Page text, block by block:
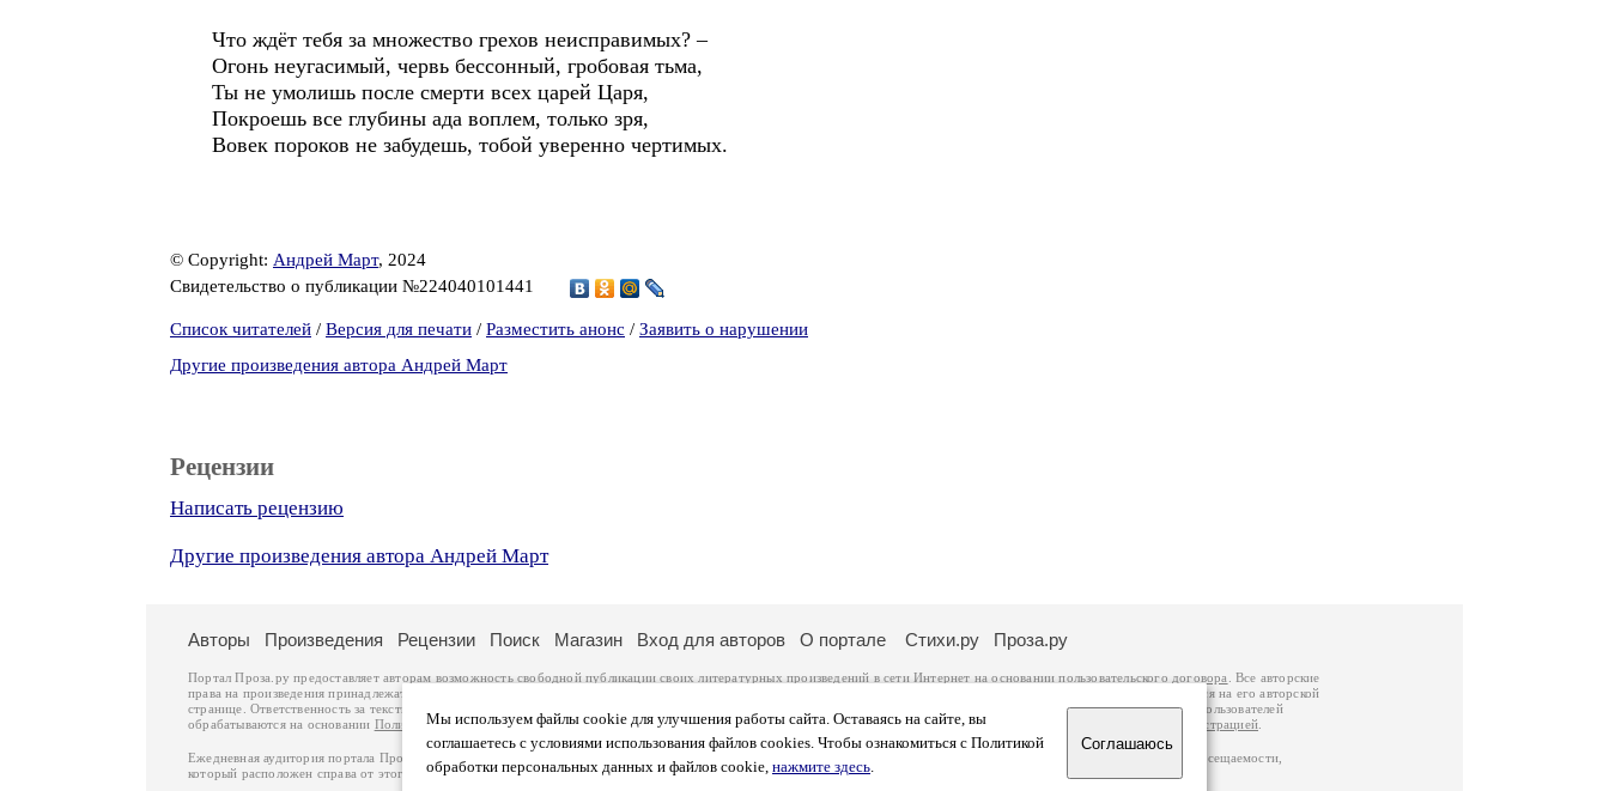
Что ждёт тебя за множество грехов неисправимых? –
Огонь неугасимый, червь бессонный, гробовая тьма,
Ты не умолишь после смерти всех царей Царя,
Покроешь все глубины ада воплем, только зря,
Вовек пороков не забудешь, тобой уверенно чертимых.
© Copyright: Андрей Март, 2024
Свидетельство о публикации №224040101441
Список читателей / Версия для печати / Разместить анонс / Заявить о нарушении
Другие произведения автора Андрей Март
Рецензии
Написать рецензию
Другие произведения автора Андрей Март
Мы используем файлы cookie для улучшения работы сайта. Оставаясь на сайте, вы
соглашаетесь с условиями использования файлов cookies. Чтобы ознакомиться с Политикой
обработки персональных данных и файлов cookie, нажмите здесь.
Соглашаюсь
Авторы Произведения Рецензии Поиск Магазин Вход для авторов О портале Стихи.ру Проза.ру
Портал Проза.ру предоставляет авторам возможность свободной публикации своих литературных произведений в сети Интернет на основаниипользовательского договора
. Все авторские
права на произведения принадлежат авторам и охраняются
. Перепечатка произведений возможна только с согласия его автора, к которому вы можете обратиться на его авторской
странице. Ответственность за тексты произведений авторы несут самостоятельно на основании
законодательства Российской Федерации. Данные пользователей
обрабатываются на основании Политики обработки персональных данных. Вы также можете посмотреть более подробнуюинформацию о портале связаться с администрацией
Ежедневная аудитория портала Проза.ру – порядка 100 тысяч посетителей, которые в общей сумме просматривают более полумиллиона страниц по данным счетчика посещаемости,
который расположен справа от этого текста. В каждой графе указано по две цифры: количество просмотров и количество посетителей.